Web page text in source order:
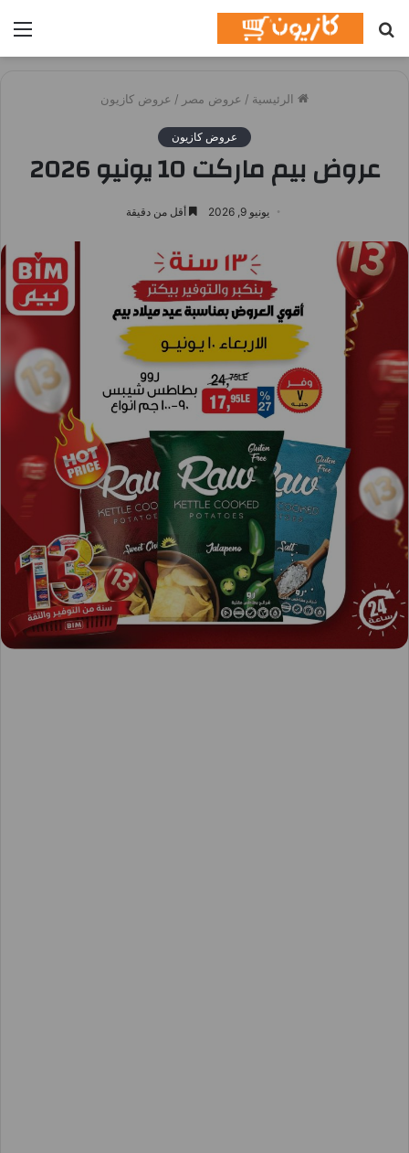
عن
الرئيسية / عروض مصر / عروض كازيون
عروض كازيون
عروض بيم ماركت 10 يونيو 2026
يونيو 9, 2026 أقل من دقيقة